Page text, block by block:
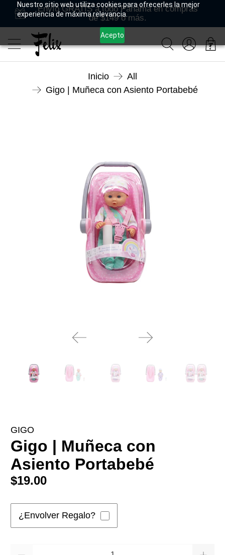
Nuestro sitio web utiliza cookies para ofrecerles la mejor
experiencia de máxima relevancia.
Acepto
Envío GRATIS a todo Panamá en compras
de $149 o más.
Inicio
All
Gigo | Muñeca con Asiento Portabebé
GIGO
Gigo | Muñeca con
Asiento Portabebé
$19.00
¿Envolver Regalo?